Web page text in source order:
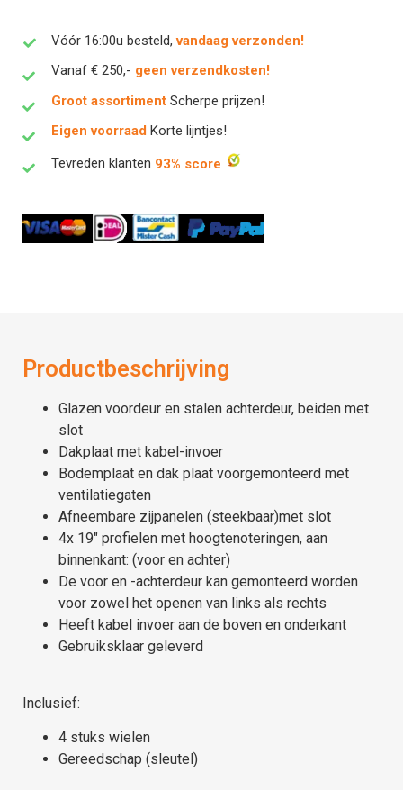
Vóór 16:00u besteld,vandaag verzonden!
Vanaf € 250,- geen verzendkosten!
Groot assortiment Scherpe prijzen!
Eigen voorraad Korte lijntjes!
Tevreden klanten 93% score
Productbeschrijving
Glazen voordeur en stalen achterdeur, beiden met
slot
Dakplaat met kabel-invoer
Bodemplaat en dak plaat voorgemonteerd met
ventilatiegaten
Afneembare zijpanelen (steekbaar)met slot
4x 19″ profielen met hoogtenoteringen, aan
binnenkant: (voor en achter)
De voor en -achterdeur kan gemonteerd worden
voor zowel het openen van links als rechts
Heeft kabel invoer aan de boven en onderkant
Gebruiksklaar geleverd
Inclusief:
4 stuks wielen
Gereedschap (sleutel)